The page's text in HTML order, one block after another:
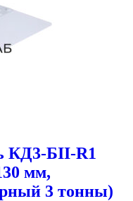
КД3-БII-R1
мм,
3 тонны)